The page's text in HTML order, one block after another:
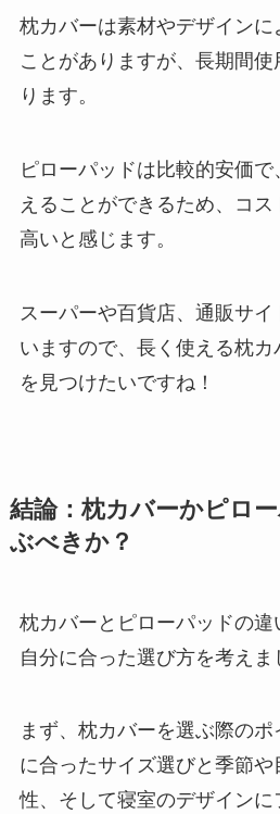
枕カバーは素材やデザインに
ことがありますが、長期間
ります。
ピローパッドは比較的安価
えることができるため、コ
高いと感じます。
スーパーや百貨店、通販サ
いますので、長く使える枕
を見つけたいですね！
結論：枕カバーかピロ
ぶべきか？
枕カバーとピローパッドの違
自分に合った選び方を考えま
まず、枕カバーを選ぶ際の
に合ったサイズ選びと季節
性、そして寝室のデザイン